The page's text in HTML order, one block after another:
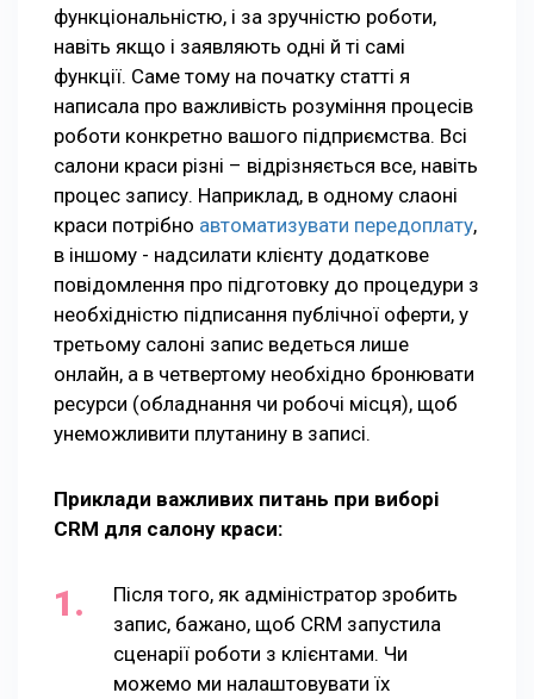
функціональністю, і за зручністю роботи,
навіть якщо і заявляють одні й ті самі
функції. Саме тому на початку статті я
написала про важливість розуміння процесів
роботи конкретно вашого підприємства. Всі
салони краси різні – відрізняється все, навіть
процес запису. Наприклад, в одному слаоні
краси потрібно автоматизувати передоплату,
в іншому - надсилати клієнту додаткове
повідомлення про підготовку до процедури з
необхідністю підписання публічної оферти, у
третьому салоні запис ведеться лише
онлайн, а в четвертому необхідно бронювати
ресурси (обладнання чи робочі місця), щоб
унеможливити плутанину в записі.
Приклади важливих питань при виборі
CRM для салону краси:
Після того, як адміністратор зробить
запис, бажано, щоб CRM запустила
сценарії роботи з клієнтами. Чи
можемо ми налаштовувати їх